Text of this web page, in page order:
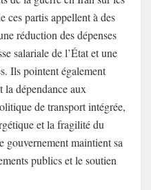
ces partis appellent à des
réduction des dépenses
salariale de l’État et une
Ils pointent également
la dépendance aux
de transport intégrée,
et la fragilité du
gouvernement maintient sa
publics et le soutien